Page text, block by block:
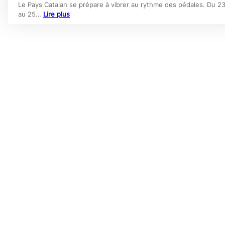
Le Pays Catalan se prépare à vibrer au rythme des pédales. Du 23
au 25… Lire plus